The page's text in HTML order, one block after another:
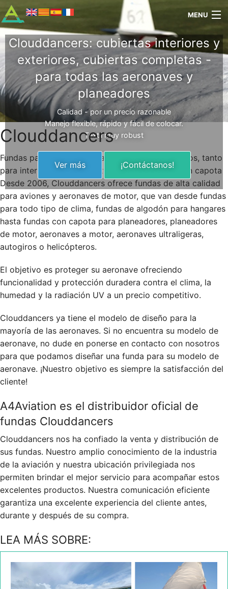
MENU
Nosotros
GOGETAIR
En Venta
Clouddancers
Marcas
Tienda
Clouddancers: cubiertas interiores y
exteriores, cubiertas completas -
para todas las aeronaves y
planeadores
Calidad - por un precio razonable
Manejo flexible, rápido y fácil de colocar.
Textil muy robust
Ver más ¡Contáctanos!
Clouddancers
Fundas para todo tipo de aeronaves y helicópteros, tanto
para interior como para exterior, completas y con capota
Desde 2006, Clouddancers ofrece fundas de alta calidad
para aviones y aeronaves de motor, que van desde fundas
para todo tipo de clima, fundas de algodón para hangares
hasta fundas con capota para planeadores, planeadores
de motor, aeronaves a motor, aeronaves ultraligeras,
autogiros o helicópteros.
El objetivo es proteger su aeronave ofreciendo
funcionalidad y protección duradera contra el clima, la
humedad y la radiación UV a un precio competitivo.
Clouddancers ya tiene el modelo de diseño para la
mayoría de las aeronaves. Si no encuentra su modelo de
aeronave, no dude en ponerse en contacto con nosotros
para que podamos diseñar una funda para su modelo de
aeronave. ¡Nuestro objetivo es siempre la satisfacción del
cliente!
A4Aviation es el distribuidor oficial de
fundas Clouddancers
Clouddancers nos ha confiado la venta y distribución de
sus fundas. Nuestro amplio conocimiento de la industria
de la aviación y nuestra ubicación privilegiada nos
permiten brindar el mejor servicio para acompañar estos
excelentes productos. Nuestra comunicación eficiente
garantiza una excelente experiencia del cliente antes,
durante y después de su compra.
LEA MÁS SOBRE: